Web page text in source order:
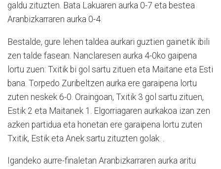
galdu zituzten. Bata Lakuaren aurka 0-7 eta bestea
Aranbizkarraren aurka 0-4.
Bestalde, gure lehen taldea aurkari guztien gainetik ibili
zen talde fasean. Nanclaresen aurka 4-0ko gaipena
lortu zuen: Txitik bi gol sartu zituen eta Maitane eta Esti
bana. Torpedo Zuribeltzen aurka ere garaipena lortu
zuten neskek 6-0. Oraingoan, Txitik 3 gol sartu zituen,
Estik 2 eta Maitanek 1. Elgorriagaren aurkakoa izan zen
azken partidua eta honetan ere garaipena lortu zuten
Txitik, Estik eta Anek sartu zituzten golak. .
Igandeko aurre-finaletan Aranbizkarraren aurka aritu